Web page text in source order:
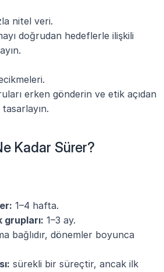
nitel veri.
doğrudan hedeflerle ilişkili
erken gönderin ve etik açıdan
Kadar Sürer?
1–4 hafta.
grupları: 1–3 ay.
bağlıdır, dönemler boyunca
sürekli bir süreçtir, ancak ilk